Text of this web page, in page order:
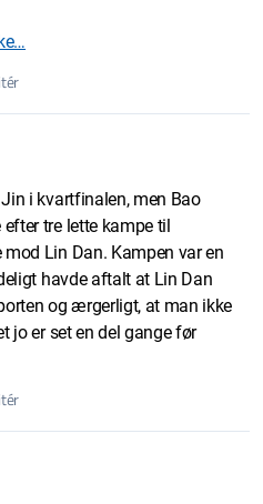
i kvartfinalen, men Bao
tre lette kampe til
Lin Dan. Kampen var en
havde aftalt at Lin Dan
og ærgerligt, at man ikke
jo er set en del gange før